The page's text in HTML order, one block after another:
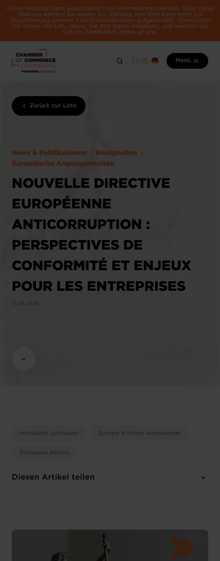
Diese Website dient ausschließlich zu Informationszwecken. Über diese
Website werden Sie weder zur Zahlung von Beiträgen noch zur
Durchführung anderer Finanztransaktionen aufgefordert. Überprüfen
Sie immer die URL, bevor Sie Ihre Daten eingeben, und wenden Sie
sich im Zweifelsfall direkt an uns.
Menü
Zurück zur Liste
News & Publikationen
Neuigkeiten
Europäische Angelegenheiten
NOUVELLE DIRECTIVE
EUROPÉENNE
ANTICORRUPTION :
PERSPECTIVES DE
CONFORMITÉ ET ENJEUX
POUR LES ENTREPRISES
Actualités juridiques Europe & Union européenne
European Affairs
Diesen Artikel teilen